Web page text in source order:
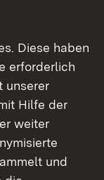
des
sowie
Diese haben
erforderlich
unserer
Hilfe der
weiter
und